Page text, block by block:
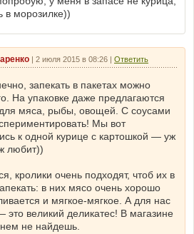
в морозилке))
| 2 июля 2015 в 08:26 | Ответить
запекать в пакетах можно
На упаковке даже предлагаются
мяса, рыбы, овощей. С соусами
Мы вот
к одной курице с картошкой — уж
любит))
кролики очень подходят, чтоб их в
в них мясо очень хорошо
и мягкое-мягкое. А для нас
это великий деликатес! В магазине
не найдешь.